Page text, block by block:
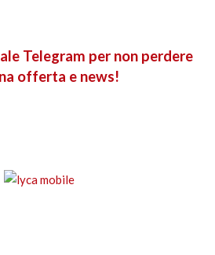
Telegram per non perdere
offerta e news!